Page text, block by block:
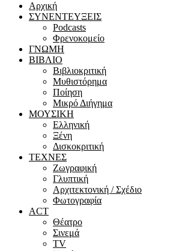
Αρχική
ΣΥΝΕΝΤΕΥΞΕΙΣ
Podcasts
Φρενοκομείο
ΓΝΩΜΗ
ΒΙΒΛΙΟ
Βιβλιοκριτική
Μυθιστόρημα
Ποίηση
Μικρό Διήγημα
ΜΟΥΣΙΚΗ
Ελληνική
Ξένη
Δισκοκριτική
ΤΕΧΝΕΣ
Ζωγραφική
Γλυπτική
Αρχιτεκτονική / Σχέδιο
Φωτογραφία
ACT
Θέατρο
Σινεμά
ΤV